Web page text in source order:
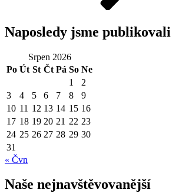
Naposledy jsme publikovali
Srpen 2026
Po Út St Čt Pá So Ne
1
2
3
4 5 6 7 8
9
10 11 12 13 14 15 16
17 18 19 20 21 22 23
24 25 26 27 28 29 30
31
« Čvn
Naše nejnavštěvovanější